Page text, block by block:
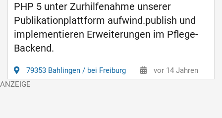
PHP 5 unter Zurhilfenahme unserer
Publikationplattform aufwind.publish und
implementieren Erweiterungen im Pflege-
Backend.
79353 Bahlingen / bei Freiburg vor 14 Jahren